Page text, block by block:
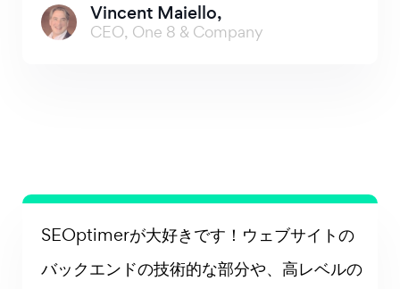
Vincent Maiello,
CEO, One 8 & Company
SEOptimerが大好きです！ウェブサイトの
バックエンドの技術的な部分や、高レベルの